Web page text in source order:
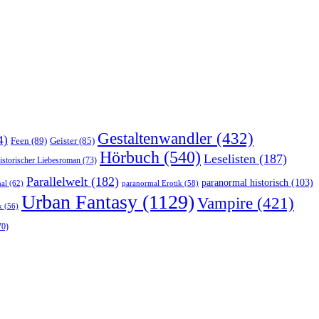
Feen (89) Geister(85) Gestaltenwandler (432)
Liebesroman (73) Hörbuch (540) Leselisten (187)
(62) Parallelwelt (182) paranormal Erotik (58) paranormal historisch (103)
(56) Urban Fantasy (1129) Vampire (421)